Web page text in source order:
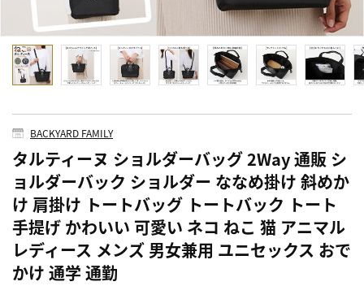
BACKYARD FAMILY
タルティーヌ ショルダーバッグ 2Way 通販 シ
ョルダーバック ショルダー ななめ掛け 斜めか
け 肩掛け トートバッグ トートバック トート
手提げ かわいい 可愛い ネコ ねこ 猫 アニマル
レディース メンズ 男女兼用 ユニセックス おで
かけ 通学 通勤